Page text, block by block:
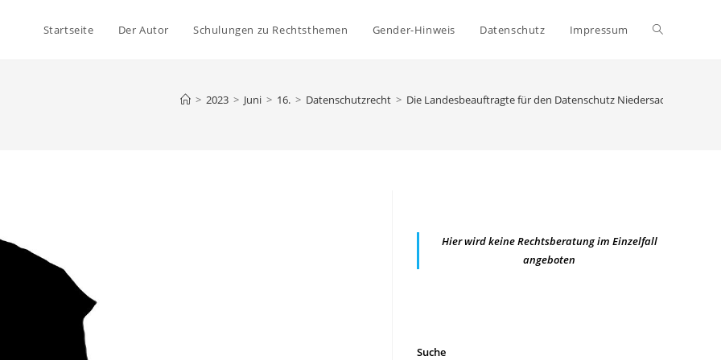
Startseite Der Autor Schulungen zu Rechtsthemen Gender-Hinweis Datenschutz Impressum Website-
> 2023 > Juni > 16. > Datenschutzrecht > Die Landesbeauftragte für den Datenschutz Niedersachsen
Hier wird keine Rechtsberatung im Einzelfall
angeboten
Suche